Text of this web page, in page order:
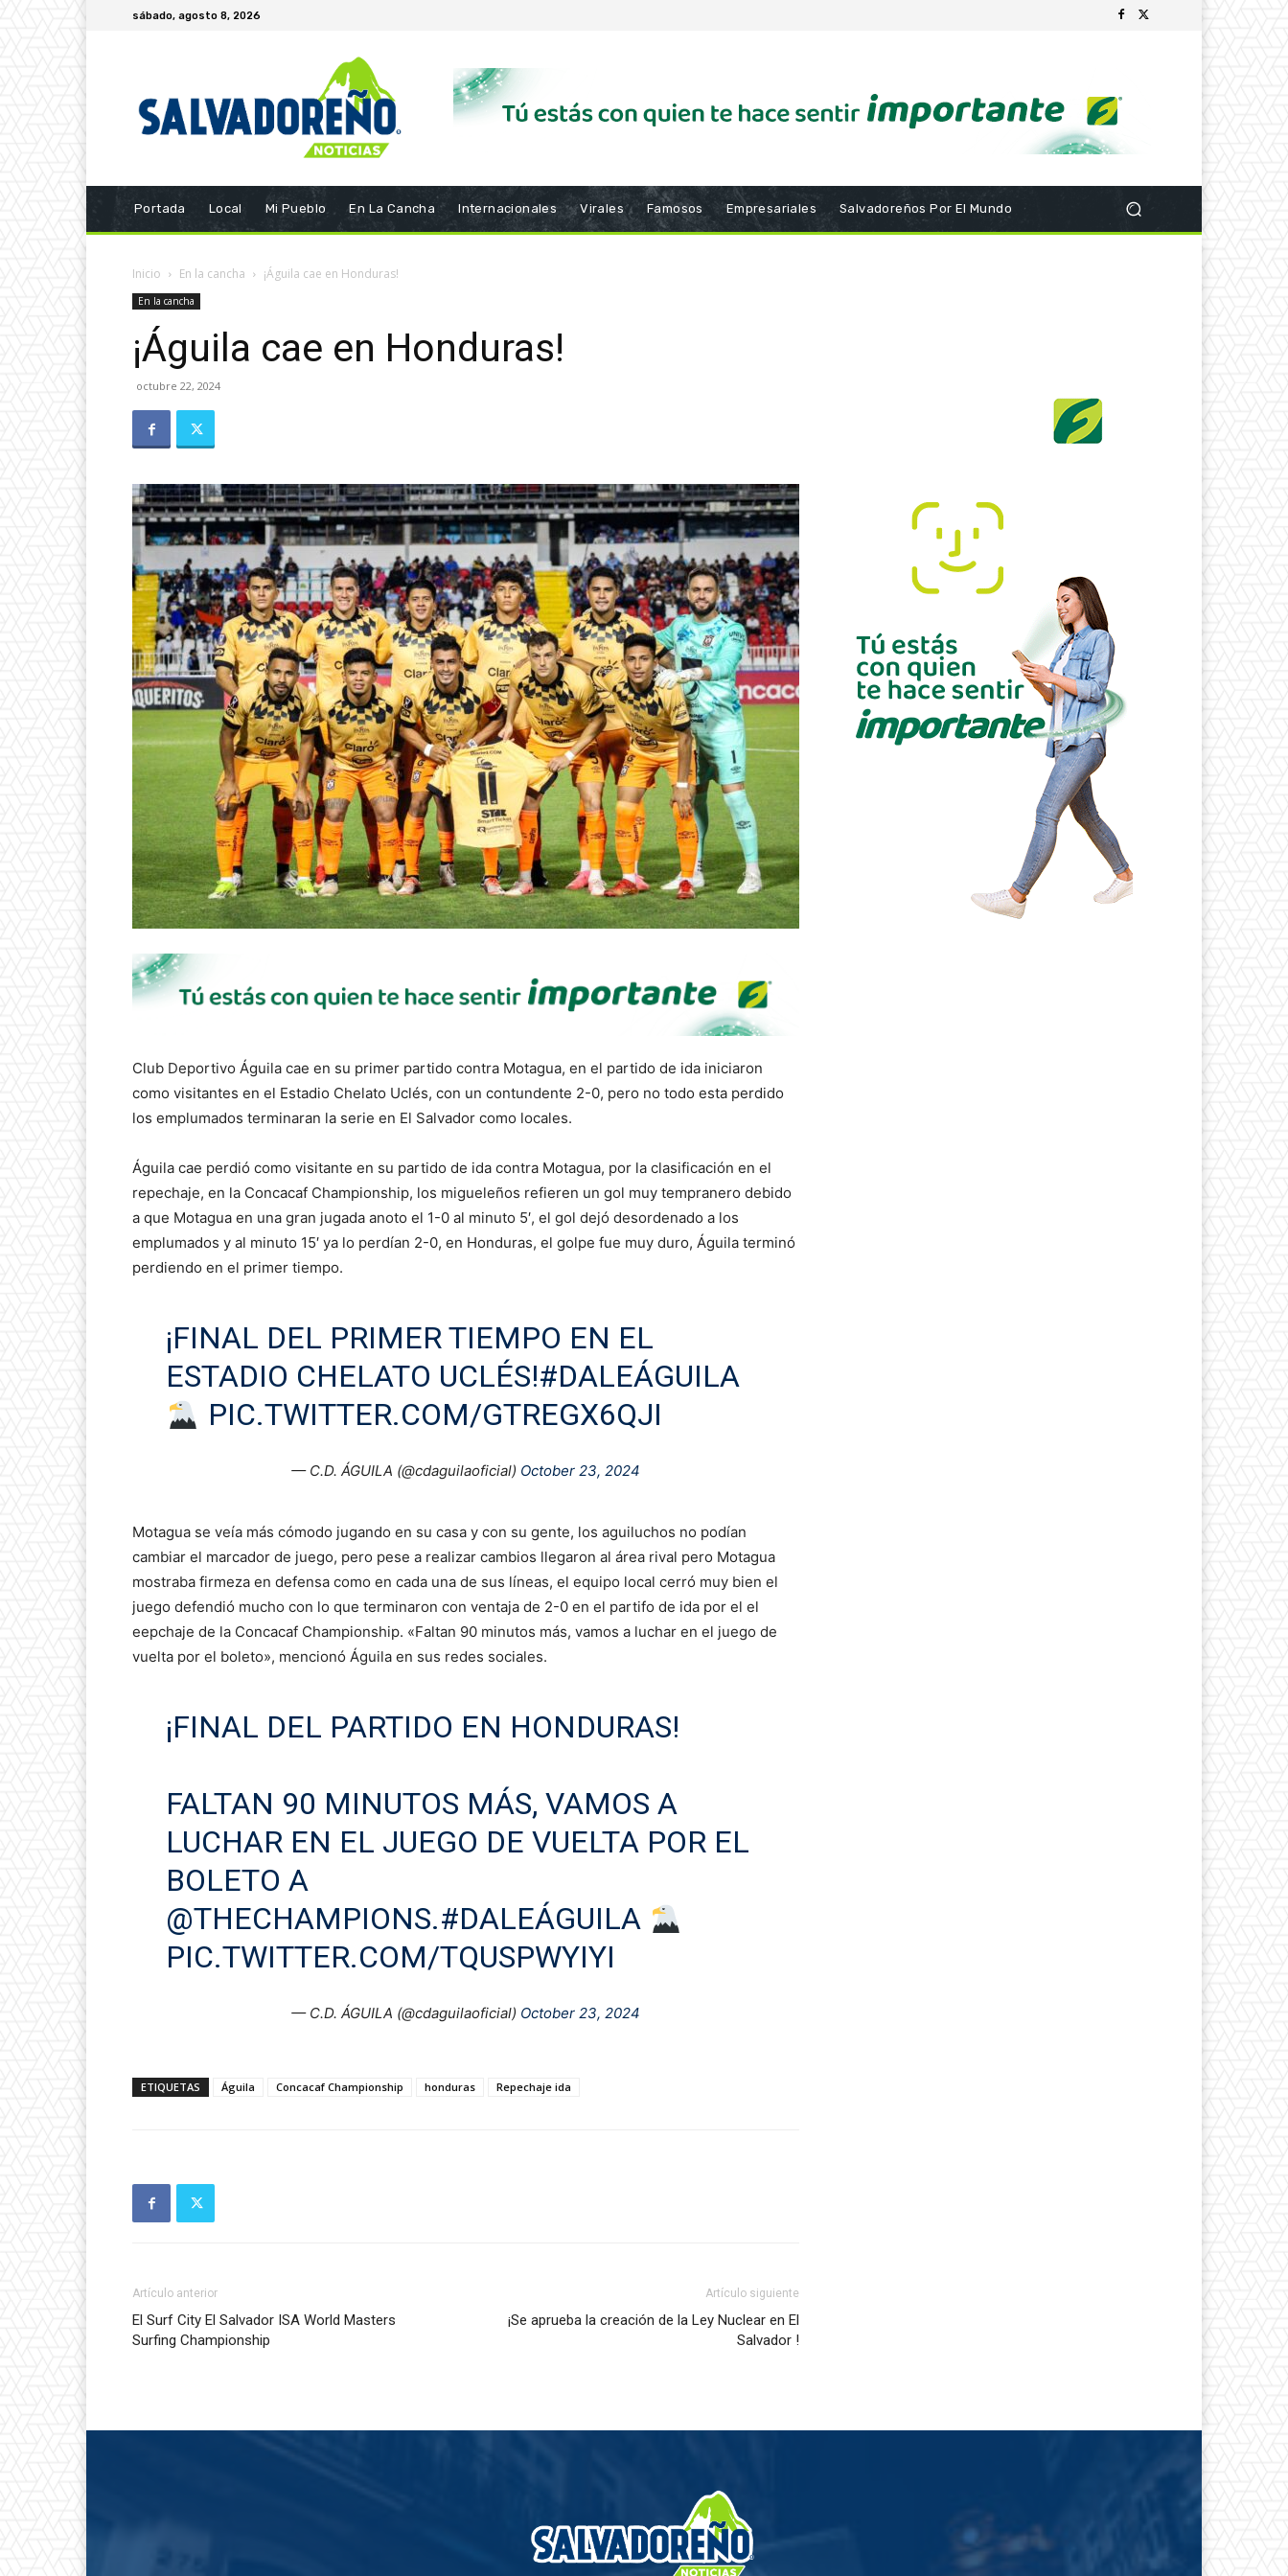
sábado, agosto 8, 2026
Portada Local Mi Pueblo En La Cancha Internacionales Virales Famosos Empresariales Salvadoreños Por El Mundo
Inicio En la cancha ¡Águila cae en Honduras!
En la cancha
¡Águila cae en Honduras!
octubre 22, 2024
Club Deportivo Águila cae en su primer partido contra Motagua, en el partido de ida iniciaron
como visitantes en el Estadio Chelato Uclés, con un contundente 2-0, pero no todo esta perdido
los emplumados terminaran la serie en El Salvador como locales.
Águila cae perdió como visitante en su partido de ida contra Motagua, por la clasificación en el
repechaje, en la Concacaf Championship, los migueleños refieren un gol muy tempranero debido
a que Motagua en una gran jugada anoto el 1-0 al minuto 5′, el gol dejó desordenado a los
emplumados y al minuto 15′ ya lo perdían 2-0, en Honduras, el golpe fue muy duro, Águila terminó
perdiendo en el primer tiempo.
¡FINAL DEL PRIMER TIEMPO EN EL
ESTADIO CHELATO UCLÉS!#DALEÁGUILA
PIC.TWITTER.COM/GTREGX6QJI
— C.D. ÁGUILA (@cdaguilaoficial) October 23, 2024
Motagua se veía más cómodo jugando en su casa y con su gente, los aguiluchos no podían
cambiar el marcador de juego, pero pese a realizar cambios llegaron al área rival pero Motagua
mostraba firmeza en defensa como en cada una de sus líneas, el equipo local cerró muy bien el
juego defendió mucho con lo que terminaron con ventaja de 2-0 en el partifo de ida por el el
eepchaje de la Concacaf Championship. «Faltan 90 minutos más, vamos a luchar en el juego de
vuelta por el boleto», mencionó Águila en sus redes sociales.
¡FINAL DEL PARTIDO EN HONDURAS!
FALTAN 90 MINUTOS MÁS, VAMOS A
LUCHAR EN EL JUEGO DE VUELTA POR EL
BOLETO A
@THECHAMPIONS.#DALEÁGUILA
PIC.TWITTER.COM/TQUSPWYIYI
— C.D. ÁGUILA (@cdaguilaoficial) October 23, 2024
ETIQUETAS Águila Concacaf Championship honduras Repechaje ida
Artículo anterior
El Surf City El Salvador ISA World Masters
Surfing Championship
Artículo siguiente
¡Se aprueba la creación de la Ley Nuclear en El
Salvador !